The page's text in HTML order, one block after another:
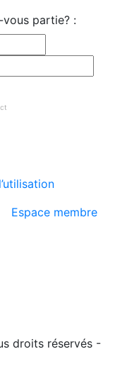
partie? :
de
Espace membre
droits réservés -